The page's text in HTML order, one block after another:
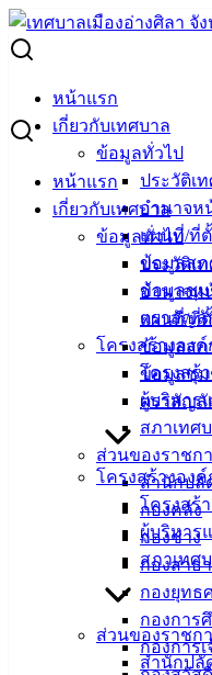
Skip
to
content
หน้าแรก
เกี่ยวกับเทศบาล
ข้อมูลทั่วไป
ประวัติเ
อำนาจห
แผนที่/ที่ตั้
ข้อมูลสภ
ข้อมูลชุ
ตราสัญ
โครงสร้างองค์
โครงสร้
ผู้บริหาร
สภาเทศ
ส่วนของราชก
สำนักปลั
กองคลัง
กองช่าง
กองสาธ
กองยุทธ
กองการ
กองการ
หน้าแรก
เกี่ยวกับเทศบาล
ข้อมูลทั่วไป
ประวัติเ
อำนาจห
แผนที่/ที่ตั้
ข้อมูลสภ
ข้อมูลชุ
ตราสัญ
โครงสร้างองค์
โครงสร้
ผู้บริหาร
สภาเทศ
ส่วนของราชก
สำนักปลั
Search
ประกาศกำหนดการประมู
ของสถานธนานุบาลเทศบา
ประกาศกำหนดก
หลุดเป็นกรรมสิท
เทศบาลเมืองอ่าง
มิถุนายน 28, 2023มิถุน
ข่าวสารน่ารู้
เทศบาล
สำนักงาน